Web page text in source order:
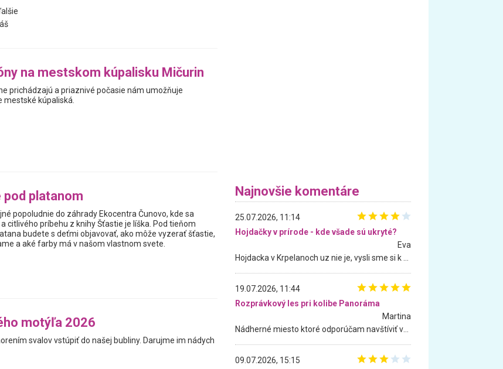
na mestskom kúpalisku Mičurin
prichádzajú a priaznivé počasie nám umožňuje
kúpaliská.
platanom
popoludnie do záhrady Ekocentra Čunovo, kde sa
citlivého príbehu z knihy Šťastie je líška. Pod tieňom
budete s deťmi objavovať, ako môže vyzerať šťastie,
a aké farby má v našom vlastnom svete.
motýľa 2026
svalov vstúpiť do našej bubliny. Darujme im nádych
Najnovšie komentáre
25.07.2026, 11:14
Hojdačky v prírode - kde všade sú ukryté?
Eva
19.07.2026, 11:44
Rozprávkový les pri kolibe Panoráma
Martina
09.07.2026, 15:15